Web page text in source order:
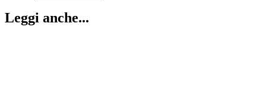
Leggi anche...